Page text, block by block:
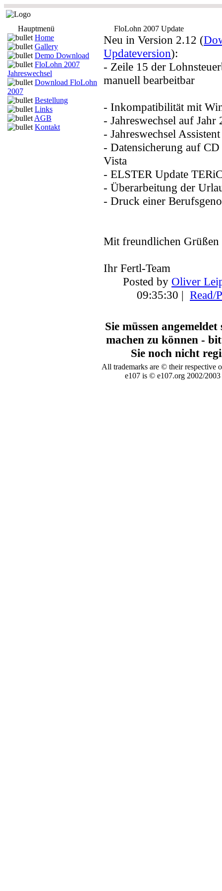
Hauptmenü
Home
Gallery
Demo Download
FloLohn 2007
Jahreswechsel
Download FloLohn
2007
Bestellung
Links
AGB
Kontakt
FloLohn 2007 Update
Neu in Version 2.12 (
Updateversion):
- Zeile 15 der
manuell bearbeitbar
- Inkompatibilität mit
- Jahreswechsel auf Jahr
- Jahreswechsel Assistent
- Datensicherung auf
Vista
- ELSTER Update
- Überarbeitung der
- Druck einer
Mit freundlichen Grüßen
Ihr Fertl-Team
Posted by Oliver
09:35:30 | Read/
Sie müssen
machen zu können -
Sie noch nicht
All trademarks are © their respective
e107 is © e107.org 2002/